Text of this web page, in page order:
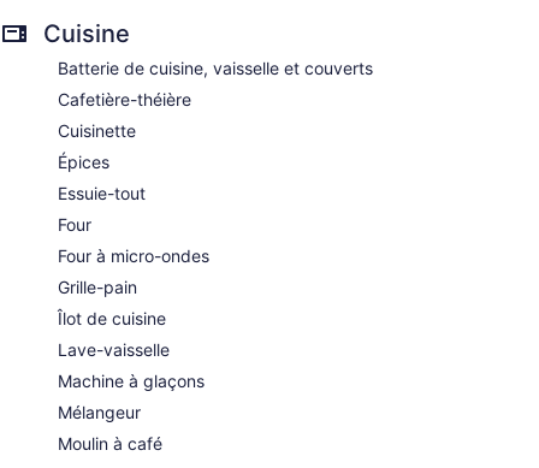
Cuisine
Batterie de cuisine, vaisselle et couverts
Cafetière-théière
Cuisinette
Épices
Essuie-tout
Four
Four à micro-ondes
Grille-pain
Îlot de cuisine
Lave-vaisselle
Machine à glaçons
Mélangeur
Moulin à café